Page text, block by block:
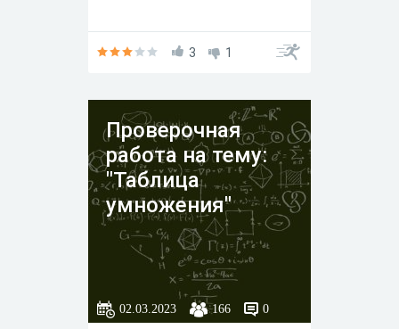
3 1
Проверочная
работа на тему:
"Таблица
умножения"
02.03.2023 166 0